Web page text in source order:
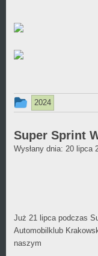
Ten
był
dodany
2024
Super Sprint
Wysłany dnia: 20 lipca
Już 21 lipca podczas
Automobilklub
naszym